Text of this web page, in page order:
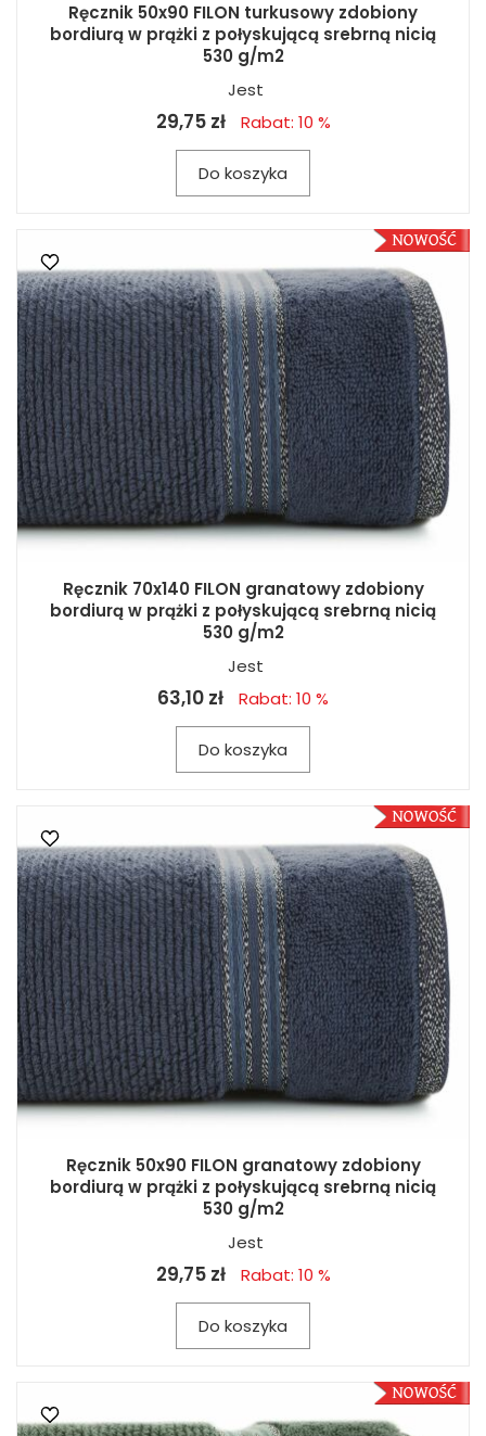
Ręcznik 50x90 FILON turkusowy zdobiony
bordiurą w prążki z połyskującą srebrną nicią
530 g/m2
Jest
29,75 zł Rabat: 10 %
Do koszyka
Ręcznik 70x140 FILON granatowy zdobiony
bordiurą w prążki z połyskującą srebrną nicią
530 g/m2
Jest
63,10 zł Rabat: 10 %
Do koszyka
Ręcznik 50x90 FILON granatowy zdobiony
bordiurą w prążki z połyskującą srebrną nicią
530 g/m2
Jest
29,75 zł Rabat: 10 %
Do koszyka